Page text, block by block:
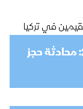
أهم الجمل التركية في المطارات 2026: محادثة حجز